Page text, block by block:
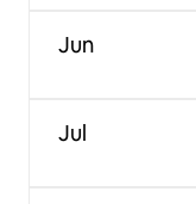
Jun
Jul